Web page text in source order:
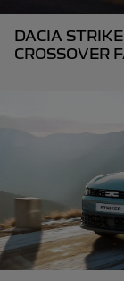
DACIA
CROSSOVER